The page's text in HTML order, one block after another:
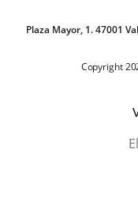
Plaza Mayor, 1. 47001
Copyright